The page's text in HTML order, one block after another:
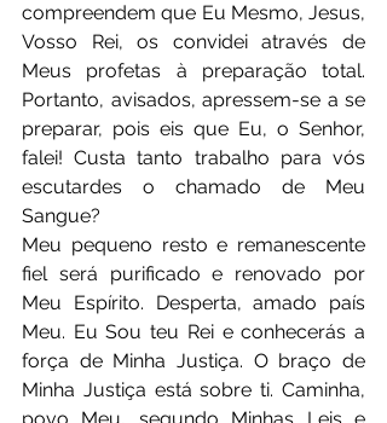
compreendem que Eu Mesmo, Jesus,
Vosso Rei, os convidei através de
Meus profetas à preparação total.
Portanto, avisados, apressem-se a se
preparar, pois eis que Eu, o Senhor,
falei! Custa tanto trabalho para vós
escutardes o chamado de Meu
Sangue?
Meu pequeno resto e remanescente
fiel será purificado e renovado por
Meu Espírito. Desperta, amado país
Meu. Eu Sou teu Rei e conhecerás a
força de Minha Justiça. O braço de
Minha Justiça está sobre ti. Caminha,